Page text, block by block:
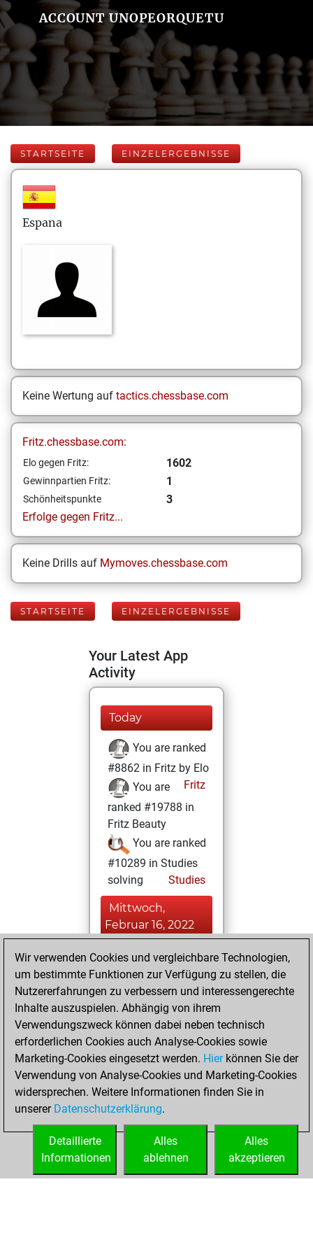
ACCOUNT UNOPEORQUETU
STARTSEITE EINZELERGEBNISSE
Espana
Keine Wertung auf tactics.chessbase.com
Fritz.chessbase.com:
Elo gegen Fritz: 1602
Gewinnpartien Fritz: 1
Schönheitspunkte
3
Erfolge gegen Fritz...
Keine Drills auf Mymoves.chessbase.com
STARTSEITE EINZELERGEBNISSE
Your Latest App
Activity
Today
You are ranked
#8862 in Fritz by Elo
Fritz
You are
ranked #19788 in
Fritz Beauty
You are ranked
#10289 in Studies
solving
Studies
Mittwoch,
Februar 16, 2022
You won
against Fritz
Fritz
You achieved a
BeautyScore of 3
new Elo of 1602
You created
your Fritz account
You created
your Studies account
Studies
Wir verwenden Cookies und vergleichbare Technologien,
um bestimmte Funktionen zur Verfügung zu stellen, die
Nutzererfahrungen zu verbessern und interessengerechte
Inhalte auszuspielen. Abhängig von ihrem
Verwendungszweck können dabei neben technisch
erforderlichen Cookies auch Analyse-Cookies sowie
Marketing-Cookies eingesetzt werden. Hierkönnen Sie der
Verwendung von Analyse-Cookies und Marketing-Cookies
widersprechen. Weitere Informationen finden Sie in
unserer Datenschutzerklärung.
Alles
akzeptieren
Alles
ablehnen
Detaillierte
Informationen